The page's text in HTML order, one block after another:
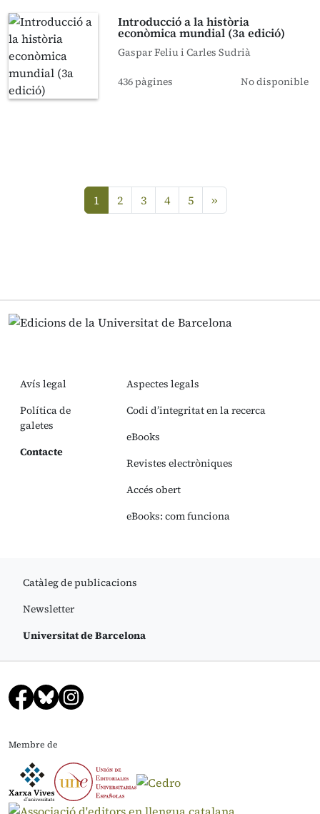
Introducció a la història
econòmica mundial (3a edició)
Gaspar Feliu i Carles Sudrià
436 pàgines No disponible
1
2 3 4 5 »següent
Avís legal
Política de
galetes
Contacte
Aspectes legals
Codi d’integritat en la recerca
eBooks
Revistes electròniques
Accés obert
eBooks: com funciona
Catàleg de publicacions
Newsletter
Universitat de Barcelona
Membre de